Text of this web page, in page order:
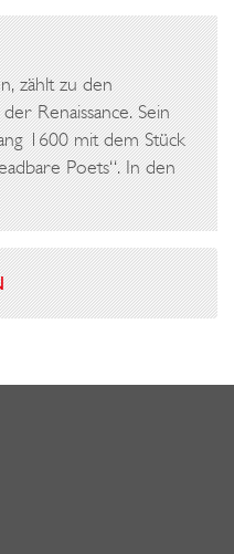
zählt zu den
Renaissance. Sein
1600 mit dem Stück
Poets“. In den